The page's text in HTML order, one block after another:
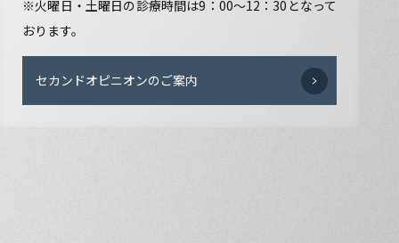
※火曜日・土曜日の診療時間は9：00〜12：30となって
おります。
セカンドオピニオンのご案内